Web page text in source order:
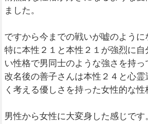
ました。
ですから今までの戦いが嘘のように
特に本性２１と本性２１が強烈に自
い性格で男同士のような強さを持っ
改名後の善子さんは本性２４と心霊
く考える優しさを持った女性的な性
男性から女性に大変身した感じです